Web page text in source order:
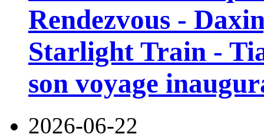
Rendezvous -
Starlight Train -
son voyage
2026-06-22